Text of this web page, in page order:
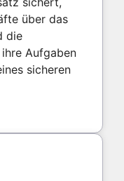
über das
die
Aufgaben
sicheren